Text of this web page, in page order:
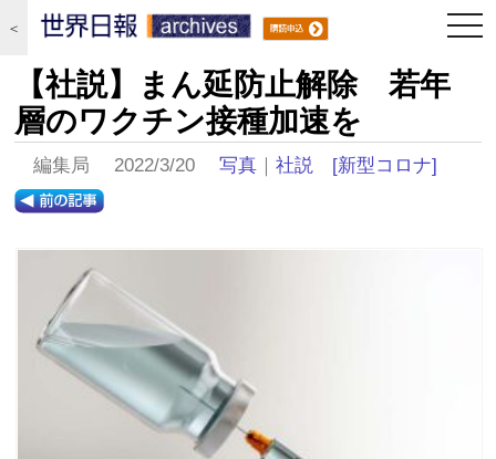
＜
【社説】まん延防止解除 若年
層のワクチン接種加速を
編集局 2022/3/20写真 ｜社説 [新型コロナ]